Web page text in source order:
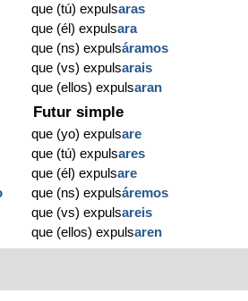
que (tú) expulsaras
que (él) expulsara
que (ns) expulsáramos
que (vs) expulsarais
que (ellos) expulsaran
Futur simple
que (yo) expulsare
que (tú) expulsares
que (él) expulsare
que (ns) expulsáremos
que (vs) expulsareis
que (ellos) expulsaren